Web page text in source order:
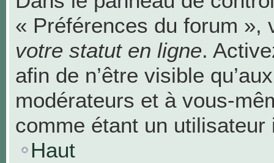
« Préférences du forum »,
votre statut en ligne.
afin de n’être visible
modérateurs et à vous-
comme étant un utilisateur
Haut